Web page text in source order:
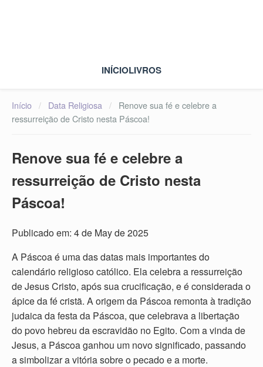
INÍCIOLIVROS
Início / Data Religiosa /
Renove sua fé e celebre a
ressurreição de Cristo nesta Páscoa!
Renove sua fé e celebre a
ressurreição de Cristo nesta
Páscoa!
Publicado em: 4 de May de 2025
A Páscoa é uma das datas mais importantes do
calendário religioso católico. Ela celebra a ressurreição
de Jesus Cristo, após sua crucificação, e é considerada o
ápice da fé cristã. A origem da Páscoa remonta à tradição
judaica da festa da Páscoa, que celebrava a libertação
do povo hebreu da escravidão no Egito. Com a vinda de
Jesus, a Páscoa ganhou um novo significado, passando
a simbolizar a vitória sobre o pecado e a morte.